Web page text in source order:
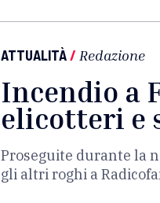
ATTUALITÀ/ Redazione
Incendio a
elicotteri e
Proseguite durante la
gli altri roghi a